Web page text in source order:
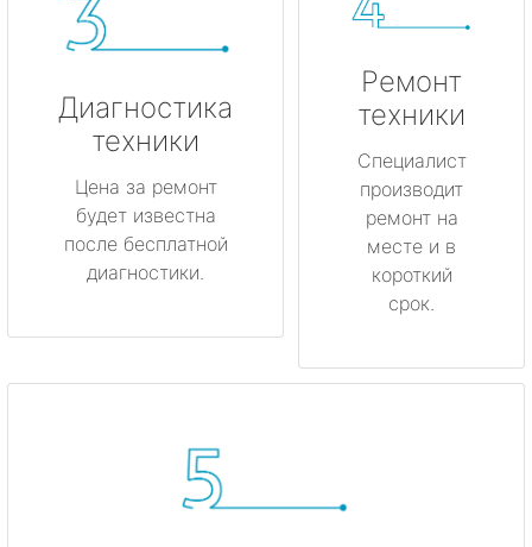
Диагностика
техники
Цена за ремонт
будет известна
после бесплатной
диагностики.
Ремонт
техники
Специалист
производит
ремонт на
месте и в
короткий
срок.